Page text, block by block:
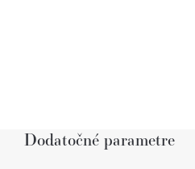
Dodatočné parametre